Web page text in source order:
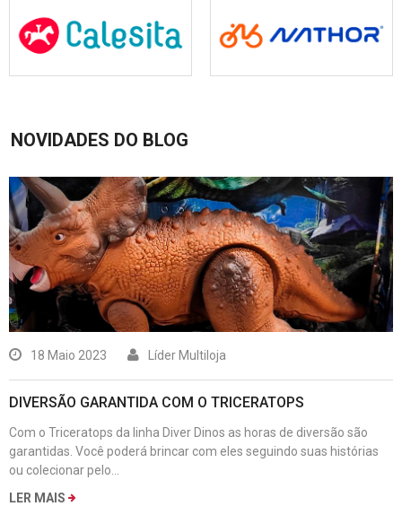
NOVIDADES DO BLOG
são
10 Abril 2023 Líder Multiloja
CANECA TÉRMICA DA STANLEY DE 700ML
Resistente, durável e atemporal, com preservação
horas, parede dupla com isolamento a vácuo. Saboreie
gelada até o últ...